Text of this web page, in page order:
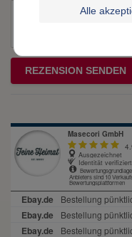
Rezensionstext
REZENSION SENDEN
Alle